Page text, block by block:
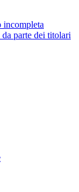
incompleta
parte dei titolari